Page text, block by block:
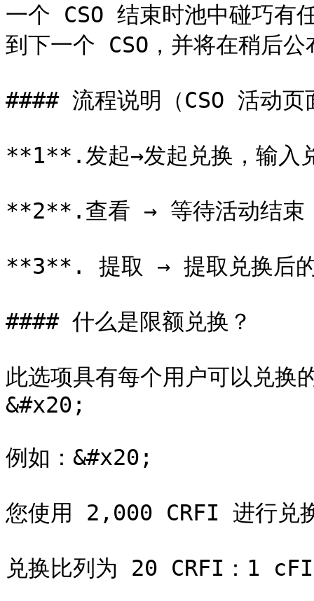
一个 CSO 结束时池中碰巧有
到下一个 CSO，并将在稍后公
#### 流程说明（CSO 活动页
**1**.发起→发起兑换，输入
**2**.查看 → 等待活动结束
**3**. 提取 → 提取兑换后
#### 什么是限额兑换？
此选项具有每个用户可以兑
&#x20;
例如：&#x20;
您使用 2,000 CRFI 进行兑
兑换比列为 20 CRFI：1